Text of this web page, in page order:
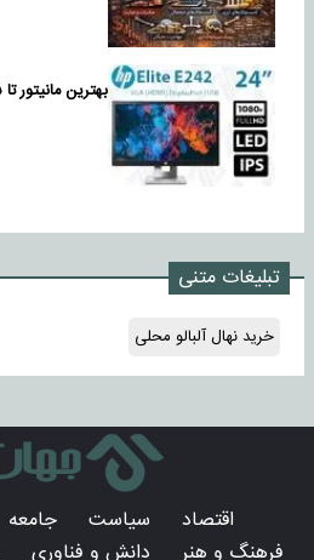
بهترین مانیتور تا ۱۵ میلیون تومان
تبلیغات متنی
خرید نهال آلبالو محلی
اقتصاد سیاست جامعه